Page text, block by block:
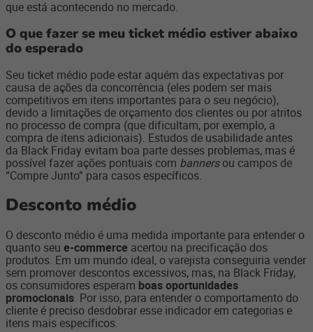
que está acontecendo no mercado.
O que fazer se meu ticket médio estiver abaixo
do esperado
Seu ticket médio pode estar aquém das expectativas por
causa de ações da concorrência (eles podem ser mais
competitivos em itens importantes para o seu negócio),
devido a limitações de orçamento dos clientes ou por atritos
no processo de compra (que dificultam, por exemplo, a
compra de itens adicionais). Estudos de usabilidade antes
da Black Friday evitam boa parte desses problemas, mas é
possível fazer ações pontuais com bannersou campos de
“Compre Junto” para casos específicos.
Desconto médio
O desconto médio é uma medida importante para entender o
quanto seu e-commerce acertou na precificação dos
produtos. Em um mundo ideal, o varejista conseguiria vender
sem promover descontos excessivos, mas, na Black Friday,
os consumidores esperam boas oportunidades
promocionais. Por isso, para entender o comportamento do
cliente é preciso desdobrar esse indicador em categorias e
itens mais específicos.